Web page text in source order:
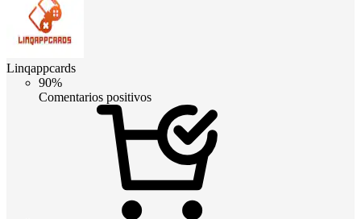
Linqappcards
90%
Comentarios positivos